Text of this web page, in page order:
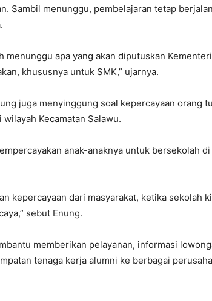
Sambil menunggu, pembelajaran tetap berjalan
menunggu apa yang akan diputuskan
khususnya untuk SMK,” ujarnya.
juga menyinggung soal kepercayaan orang
Kecamatan Salawu.
anak-anaknya untuk bersekolah di
kepercayaan dari masyarakat, ketika sekolah
sebut Enung.
memberikan pelayanan, informasi
tenaga kerja alumni ke berbagai